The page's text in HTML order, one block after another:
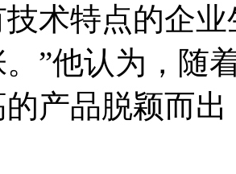
技术特点的企
”他认为，随
产品脱颖而